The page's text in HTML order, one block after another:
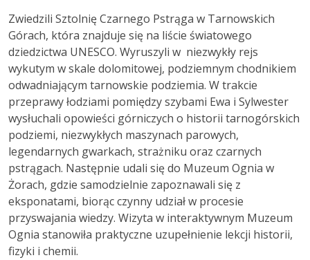
Zwiedzili Sztolnię Czarnego Pstrąga w Tarnowskich
Górach, która znajduje się na liście światowego
dziedzictwa UNESCO. Wyruszyli w niezwykły rejs
wykutym w skale dolomitowej, podziemnym chodnikiem
odwadniającym tarnowskie podziemia. W trakcie
przeprawy łodziami pomiędzy szybami Ewa i Sylwester
wysłuchali opowieści górniczych o historii tarnogórskich
podziemi, niezwykłych maszynach parowych,
legendarnych gwarkach, strażniku oraz czarnych
pstrągach. Następnie udali się do Muzeum Ognia w
Żorach, gdzie samodzielnie zapoznawali się z
eksponatami, biorąc czynny udział w procesie
przyswajania wiedzy. Wizyta w interaktywnym Muzeum
Ognia stanowiła praktyczne uzupełnienie lekcji historii,
fizyki i chemii.